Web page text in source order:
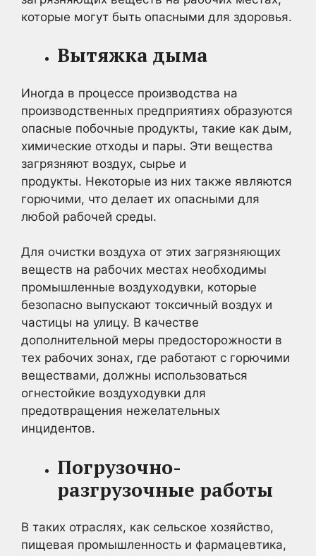
которые могут быть опасными для здоровья.
Вытяжка дыма
Иногда в процессе производства на
производственных предприятиях образуются
опасные побочные продукты, такие как дым,
химические отходы и пары. Эти вещества
загрязняют воздух, сырье и
продукты. Некоторые из них также являются
горючими, что делает их опасными для
любой рабочей среды.
Для очистки воздуха от этих загрязняющих
веществ на рабочих местах необходимы
промышленные воздуходувки, которые
безопасно выпускают токсичный воздух и
частицы на улицу. В качестве
дополнительной меры предосторожности в
тех рабочих зонах, где работают с горючими
веществами, должны использоваться
огнестойкие воздуходувки для
предотвращения нежелательных
инцидентов.
Погрузочно-
разгрузочные работы
В таких отраслях, как сельское хозяйство,
пищевая промышленность и фармацевтика,